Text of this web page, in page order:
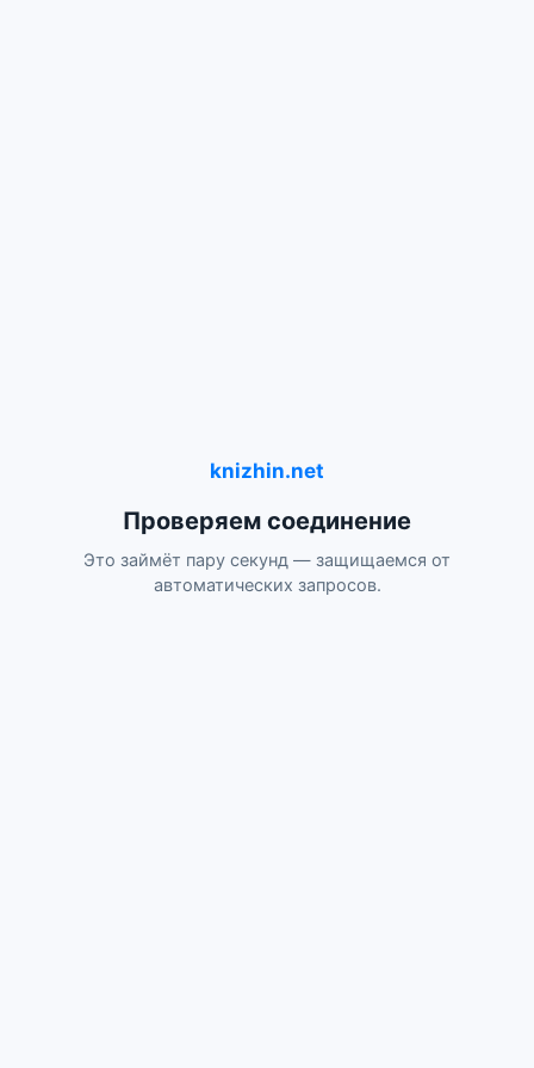
knizhin.net
Проверяем соединение
Это займёт пару секунд — защищаемся от
автоматических запросов.